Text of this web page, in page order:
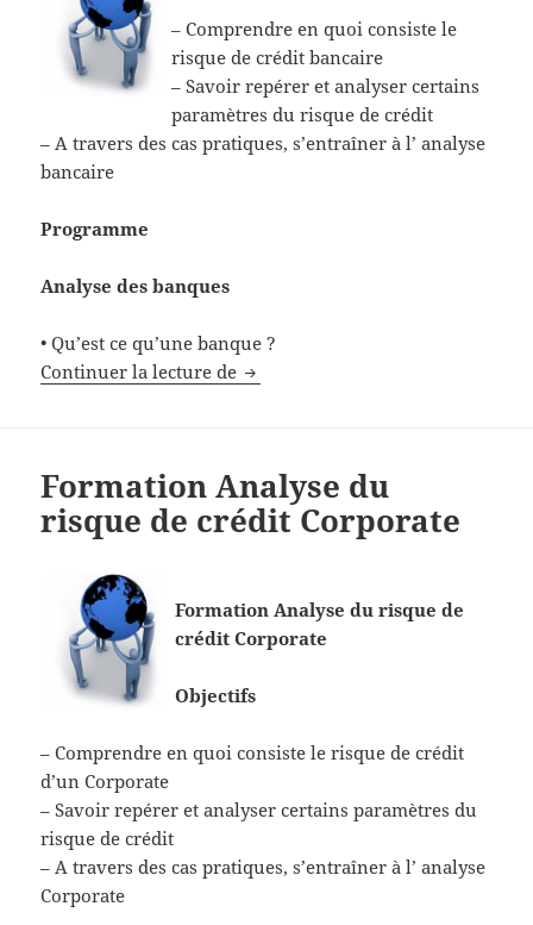
– Comprendre en quoi consiste le
risque de crédit bancaire
– Savoir repérer et analyser certains
paramètres du risque de crédit
– A travers des cas pratiques, s’entraîner à l’ analyse
bancaire
Programme
Analyse des banques
• Qu’est ce qu’une banque ?
Continuer la lecture de Formation Finance : Analyse du
Formation Analyse du
risque de crédit Corporate
Formation Analyse du risque de
crédit Corporate
Objectifs
– Comprendre en quoi consiste le risque de crédit
d’un Corporate
– Savoir repérer et analyser certains paramètres du
risque de crédit
– A travers des cas pratiques, s’entraîner à l’ analyse
Corporate